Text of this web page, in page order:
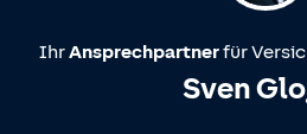
IhrAnsprechpartnerfür
Sven